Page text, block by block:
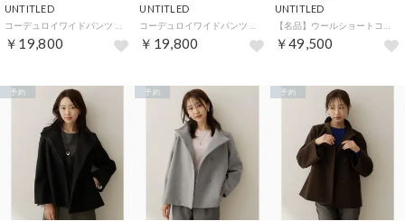
UNTITLED
￥19,800
UNTITLED
￥19,800
UNTITLED
￥49,500
予約 予約 予約